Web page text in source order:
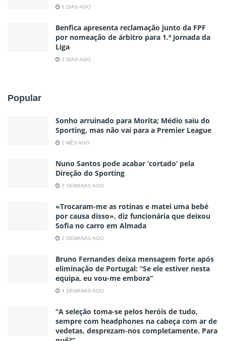
6 DIAS AGO
Benfica apresenta reclamação junto da FPF
por nomeação de árbitro para 1.ª jornada da
Liga
3 DIAS AGO
Popular
Sonho arruinado para Morita; Médio saiu do
Sporting, mas não vai para a Premier League
1 MÊS AGO
Nuno Santos pode acabar ‘cortado’ pela
Direção do Sporting
3 SEMANAS AGO
«Trocaram-me as rotinas e matei uma bebé
por causa disso», diz funcionária que deixou
Sofia no carro em Almada
2 SEMANAS AGO
Bruno Fernandes deixa mensagem forte após
eliminação de Portugal: “Se ele estiver nesta
equipa, eu vou-me embora”
4 SEMANAS AGO
“A seleção toma-se pelos heróis de tudo,
sempre com headphones na cabeça com ar de
vedetas, desprezam-nos completamente. Para